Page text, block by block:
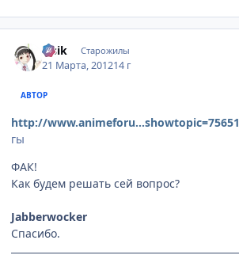
lesik Старожилы
21 Марта, 201214 г
АВТОР
http://www.animeforu...showtopic=75651
гы
ФАК!
Как будем решать сей вопрос?
Jabberwocker
Спасибо.